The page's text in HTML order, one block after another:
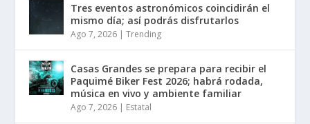
Tres eventos astronómicos coincidirán el
mismo día; así podrás disfrutarlos
Ago 7, 2026 |Trending
Casas Grandes se prepara para recibir el
Paquimé Biker Fest 2026; habrá rodada,
música en vivo y ambiente familiar
Ago 7, 2026 | Estatal